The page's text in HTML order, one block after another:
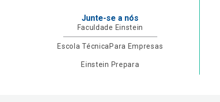
Junte-se a nós
Faculdade Einstein
Escola Técnica Para Empresas
Einstein Prepara